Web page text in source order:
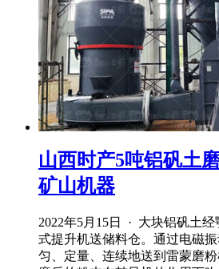
山西时产5吨铝矾土
矿山机器
2022年5月15日 · 大块铝矾土
式提升机送储料仓。通过电磁
匀、定量、连续地送到雷蒙磨